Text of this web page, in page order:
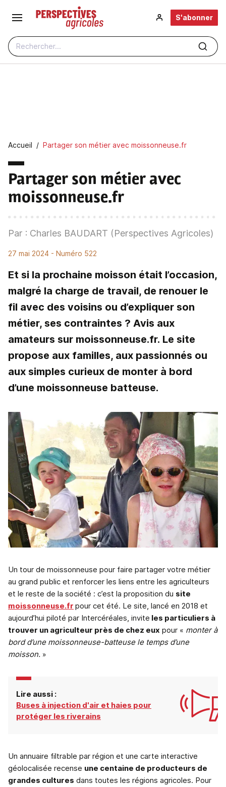
Aller au contenu principal
Rechercher...
S'abonner
Fil d'Ariane
Accueil Partager son métier avec moissonneuse.fr
Partager son métier avec
moissonneuse.fr
Par : Charles BAUDART (Perspectives Agricoles)
27 mai 2024 - Numéro 522
Et si la prochaine moisson était l’occasion,
malgré la charge de travail, de renouer le
fil avec des voisins ou d’expliquer son
métier, ses contraintes ? Avis aux
amateurs sur moissonneuse.fr. Le site
propose aux familles, aux passionnés ou
aux simples curieux de monter à bord
d’une moissonneuse batteuse.
Un tour de moissonneuse pour faire partager votre métier
au grand public et renforcer les liens entre les agriculteurs
et le reste de la société : c’est la proposition du site
moissonneuse.fr pour cet été. Le site, lancé en 2018 et
aujourd’hui piloté par Intercéréales, invite les particuliers à
trouver un agriculteur près de chez eux pour « monter à
bord d’une moissonneuse-batteuse le temps d’une
moisson. »
Lire aussi :
Buses à injection d'air et haies pour
protéger les riverains
Un annuaire filtrable par région et une carte interactive
géolocalisée recense une centaine de producteurs de
grandes cultures dans toutes les régions agricoles. Pour